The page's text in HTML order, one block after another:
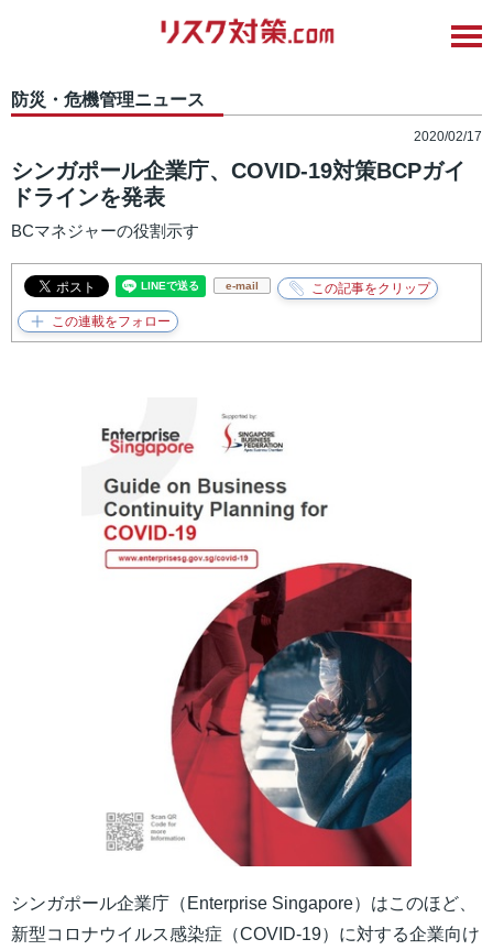
防災・危機管理ニュース
2020/02/17
シンガポール企業庁、COVID-19対策BCPガイ
ドラインを発表
BCマネジャーの役割示す
e-mail
シンガポール企業庁（Enterprise Singapore）はこのほど、
新型コロナウイルス感染症（COVID-19）に対する企業向け